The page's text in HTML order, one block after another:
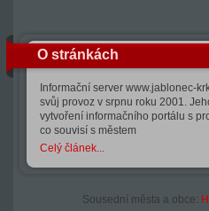
O stránkách
Informační server www.jablonec-
svůj provoz v srpnu roku 2001.
vytvoření informačního portálu s
co souvisí s městem
Celý článek...
Sousední města a obce: